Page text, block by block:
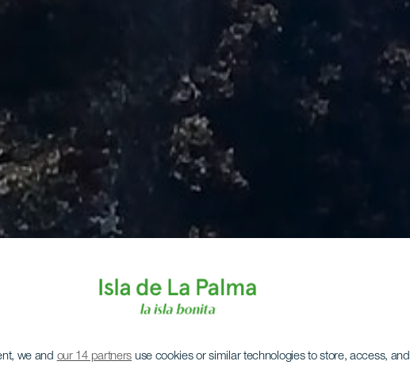
we and our 14 partners use cookies or similar technologies to store, access, and